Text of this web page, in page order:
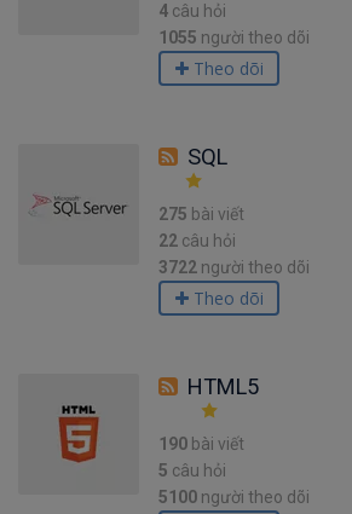
4 câu hỏi
1055 người theo dõi
Theo dõi
SQL
275 bài viết
22 câu hỏi
3722 người theo dõi
Theo dõi
HTML5
190 bài viết
5 câu hỏi
5100 người theo dõi